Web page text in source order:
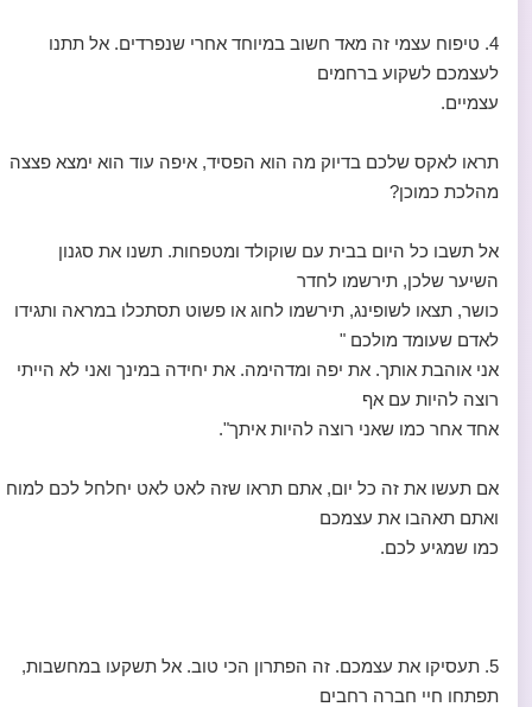
4. טיפוח עצמי זה מאד חשוב במיוחד אחרי שנפרדים. אל תתנו
לעצמכם לשקוע ברחמים
עצמיים.
תראו לאקס שלכם בדיוק מה הוא הפסיד, איפה עוד הוא ימצא פצצה
מהלכת כמוכן?
אל תשבו כל היום בבית עם שוקולד ומטפחות. תשנו את סגנון
השיער שלכן, תירשמו לחדר
כושר, תצאו לשופינג, תירשמו לחוג או פשוט תסתכלו במראה ותגידו
לאדם שעומד מולכם "
אני אוהבת אותך. את יפה ומדהימה. את יחידה במינך ואני לא הייתי
רוצה להיות עם אף
אחד אחר כמו שאני רוצה להיות איתך".
אם תעשו את זה כל יום, אתם תראו שזה לאט לאט יחלחל לכם למוח
ואתם תאהבו את עצמכם
כמו שמגיע לכם.
5. תעסיקו את עצמכם. זה הפתרון הכי טוב. אל תשקעו במחשבות,
תפתחו חיי חברה רחבים